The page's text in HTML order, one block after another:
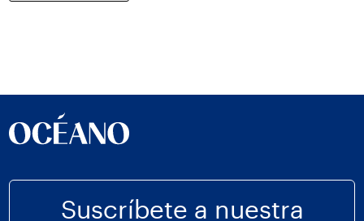
Suscríbete a nuestra